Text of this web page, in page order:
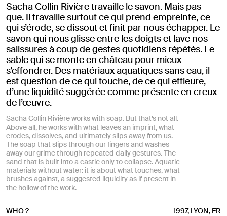
Sacha Collin Rivière travaille le savon. Mais pas
que. Il travaille surtout ce qui prend empreinte, ce
qui s’érode, se dissout et finit par nous échapper. Le
savon qui nous glisse entre les doigts et lave nos
salissures à coup de gestes quotidiens répétés. Le
sable qui se monte en château pour mieux
s’effondrer. Des matériaux aquatiques sans eau, il
est question de ce qui touche, de ce qui effleure,
d’une liquidité suggérée comme présente en creux
de l’œuvre.
Sacha Collin Rivière works with soap. But that’s not all.
Above all, he works with what leaves an imprint, what
erodes, dissolves, and ultimately slips away from us.
The soap that slips through our fingers and washes
away our grime through repeated daily gestures. The
sand that is built into a castle only to collapse. Aquatic
materials without water: it is about what touches, what
brushes against, a suggested liquidity as if present in
the hollow of the work.
WHO ?
1997, LYON, FR